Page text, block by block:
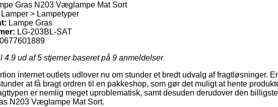
Gras N203 Væglampe Mat Sort
Lamper > Lampetyper
Lampe Gras
LG-203BL-SAT
4.9 ud af 5 stjerner baseret på 9 anmeldelser
internet outlets udlover nu om stunder et bredt udvalg af fragtløsninger.
at få bragt ordren til en pakkeshop, som gør det muligt at hente
er nemlig meget uproblematisk, samt desuden derudover den
N203 Væglampe Mat Sort.